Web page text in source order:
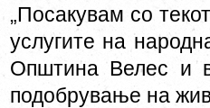
„Посакувам со
услугите на
Општина Велес и
подобрување на